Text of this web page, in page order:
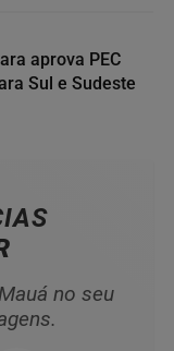
aprova PEC
Sul e Sudeste
no seu